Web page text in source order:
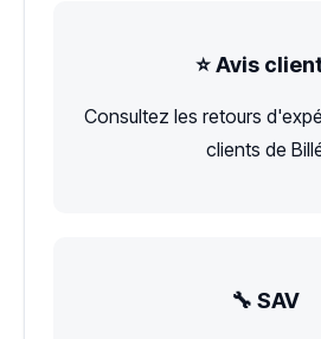
⭐ Avis
Consultez les retours
clients de
🔧 SAV